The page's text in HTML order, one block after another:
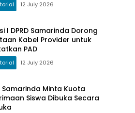
12 July 2026
I DPRD Samarinda Dorong
Kabel Provider untuk
PAD
12 July 2026
Samarinda Minta Kuota
Siswa Dibuka Secara